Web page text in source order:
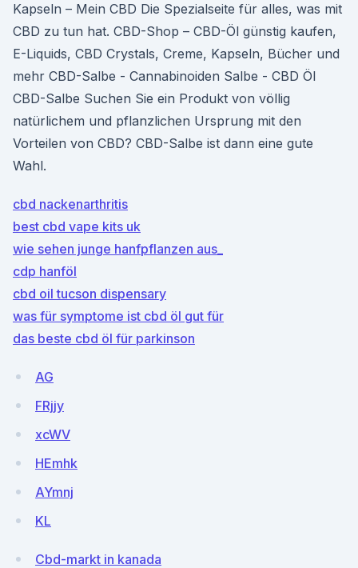
Kapseln – Mein CBD Die Spezialseite für alles, was mit
CBD zu tun hat. CBD-Shop – CBD-Öl günstig kaufen,
E-Liquids, CBD Crystals, Creme, Kapseln, Bücher und
mehr CBD-Salbe - Cannabinoiden Salbe - CBD Öl
CBD-Salbe Suchen Sie ein Produkt von völlig
natürlichem und pflanzlichen Ursprung mit den
Vorteilen von CBD? CBD-Salbe ist dann eine gute
Wahl.
cbd nackenarthritis
best cbd vape kits uk
wie sehen junge hanfpflanzen aus_
cdp hanföl
cbd oil tucson dispensary
was für symptome ist cbd öl gut für
das beste cbd öl für parkinson
AG
FRjjy
xcWV
HEmhk
AYmnj
KL
Cbd-markt in kanada